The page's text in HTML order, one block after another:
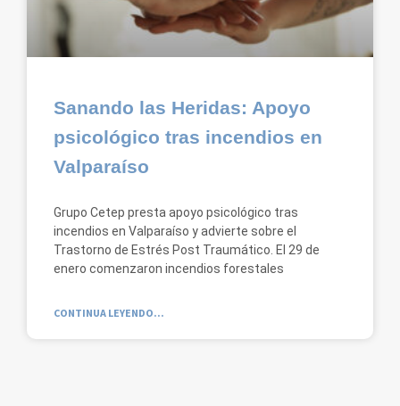
Sanando las Heridas: Apoyo
psicológico tras incendios en
Valparaíso
Grupo Cetep presta apoyo psicológico tras
incendios en Valparaíso y advierte sobre el
Trastorno de Estrés Post Traumático. El 29 de
enero comenzaron incendios forestales
CONTINUA LEYENDO...